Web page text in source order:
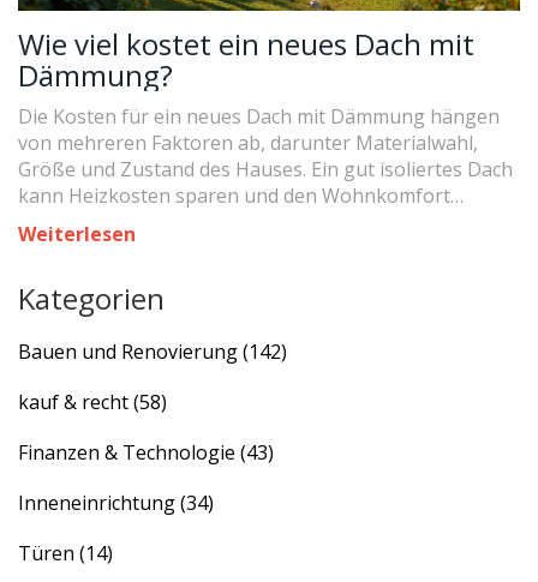
Wie viel kostet ein neues Dach mit
Dämmung?
Die Kosten für ein neues Dach mit Dämmung hängen
von mehreren Faktoren ab, darunter Materialwahl,
Größe und Zustand des Hauses. Ein gut isoliertes Dach
kann Heizkosten sparen und den Wohnkomfort
steigern. Verschiedene Dachdämmmaterialien bieten
unterschiedliche Vor- und Nachteile in Bezug auf Preis
Handwerker kann die Qualität der Arbeit stark
spart Zeit und unerwartete Ausgaben.
Weiterlesen
Kategorien
Bauen und Renovierung(142)
kauf & recht(58)
Finanzen & Technologie (43)
Inneneinrichtung(34)
Türen (14)